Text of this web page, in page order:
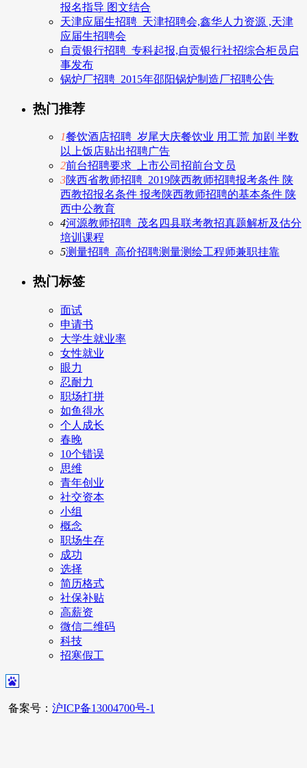
报名指导 图文结合
天津应届生招聘_天津招聘会,鑫华人力资源 ,天津
应届生招聘会
自贡银行招聘_专科起报,自贡银行社招综合柜员启
事发布
锅炉厂招聘_2015年邵阳锅炉制造厂招聘公告
热门推荐
1餐饮酒店招聘_岁尾大庆餐饮业 用工荒 加剧 半数
以上饭店贴出招聘广告
2前台招聘要求_上市公司招前台文员
3陕西省教师招聘_2019陕西教师招聘报考条件 陕
西教招报名条件 报考陕西教师招聘的基本条件 陕
西中公教育
4河源教师招聘_茂名四县联考教招真题解析及估分
培训课程
5测量招聘_高价招聘测量测绘工程师兼职挂靠
热门标签
面试
申请书
大学生就业率
女性就业
眼力
忍耐力
职场打拼
如鱼得水
个人成长
春晚
10个错误
思维
青年创业
社交资本
小组
概念
职场生存
成功
选择
简历格式
社保补贴
高薪资
微信二维码
科技
招寒假工
备案号： 沪ICP备13004700号-1